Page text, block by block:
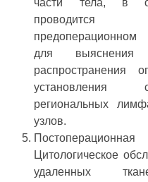
части тела, в
для выяснения
распространения
установления
региональных
узлов.
Постоперационная
Цитологическое
удаленных